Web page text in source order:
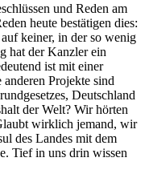
und Reden am
heute bestätigen dies:
keiner, in der so wenig
hat der Kanzler ein
ist mit einer
Projekte sind
Deutschland
der Welt? Wir hörten
wirklich jemand, wir
des Landes mit dem
Tief in uns drin wissen